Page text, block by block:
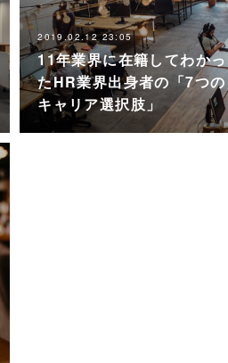
2019.02.12 23:05
11年業界に在籍してわかっ
たHR業界出身者の「7つの
キャリア選択肢」